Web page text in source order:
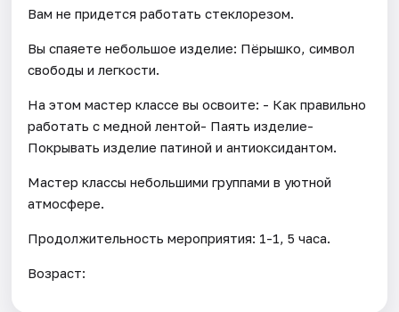
Вам не придется работать стеклорезом.
Вы спаяете небольшое изделие: Пёрышко, символ
свободы и легкости.
На этом мастер классе вы освоите: - Как правильно
работать с медной лентой- Паять изделие-
Покрывать изделие патиной и антиоксидантом.
Мастер классы небольшими группами в уютной
атмосфере.
Продолжительность мероприятия: 1-1, 5 часа.
Возраст: